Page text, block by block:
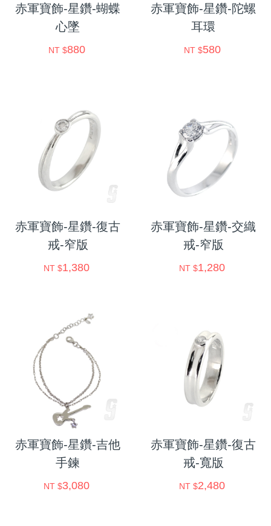
赤軍寶飾-星鑽-蝴蝶
心墜
NT $880
赤軍寶飾-星鑽-陀螺
耳環
NT $580
赤軍寶飾-星鑽-復古
戒-窄版
NT $1,380
赤軍寶飾-星鑽-交織
戒-窄版
NT $1,280
赤軍寶飾-星鑽-吉他
手鍊
NT $3,080
赤軍寶飾-星鑽-復古
戒-寬版
NT $2,480